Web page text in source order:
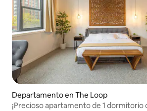
Departamento en The Loop
¡Precioso apartamento de 1 dormitorio